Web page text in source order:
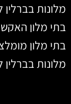
מלונות בברלין
בתי מלון
בתי מלון מומלצים 3 כוכבים
מלונות